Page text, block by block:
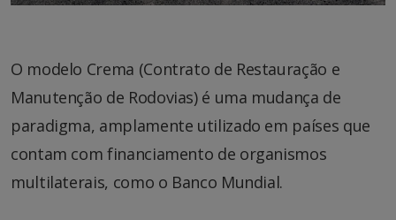
O modelo Crema (Contrato de Restauração e
Manutenção de Rodovias) é uma mudança de
paradigma, amplamente utilizado em países que
contam com financiamento de organismos
multilaterais, como o Banco Mundial.